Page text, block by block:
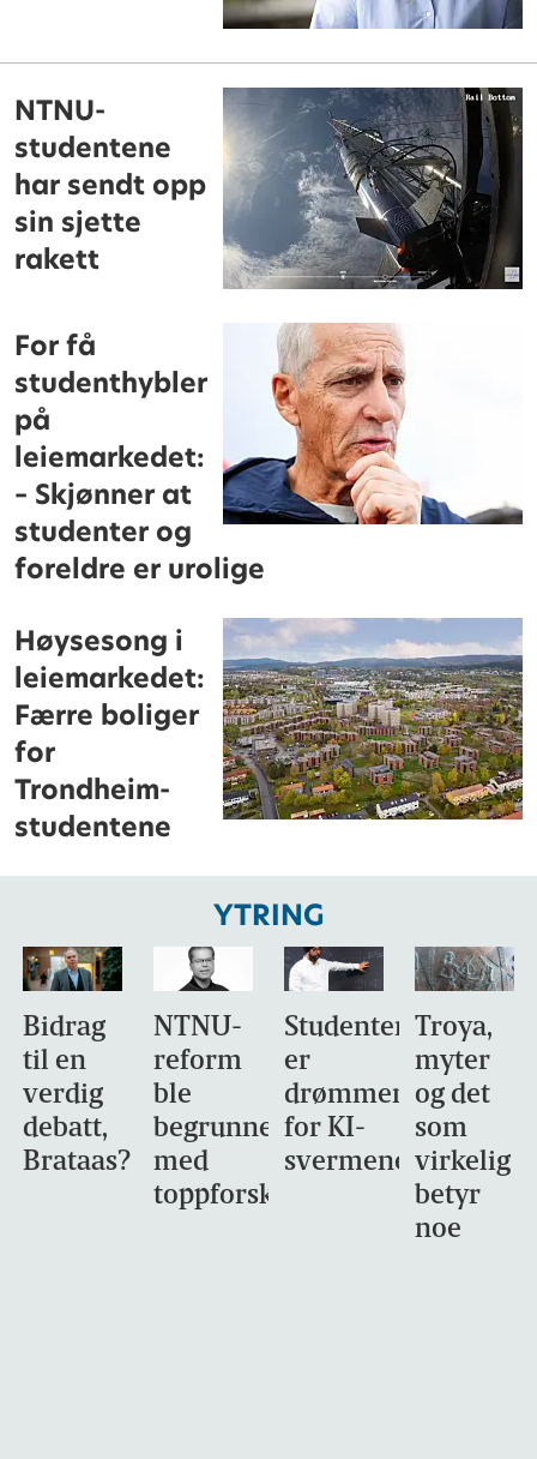
NTNU-
studentene
har sendt opp
sin sjette
rakett
For få
studenthybler
på
leiemarkedet:
– Skjønner at
studenter og
foreldre er urolige
Høysesong i
leiemarkedet:
Færre boliger
for
Trondheim-
studentene
YTRING
Bidrag
til en
verdig
debatt,
Brataas?
NTNU-
reform
ble
begrunnet
med
toppforskning
Studentene
er
drømmemålet
for KI-
svermene
Troya,
myter
og det
som
virkelig
betyr
noe